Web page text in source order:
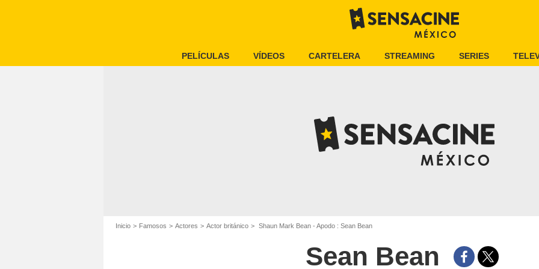
PELÍCULAS VÍDEOS CARTELERA STREAMING SERIES
Inicio Famosos Actores Actor británico Shaun Mark Bean - Apodo : Sean Bean
Sean Bean